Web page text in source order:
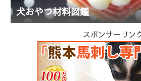
犬おやつ材料図鑑
スポンサーリン